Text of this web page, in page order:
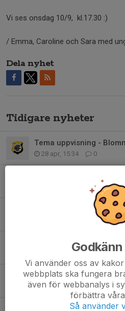
Vi ses onsdag 10/9, kl.17.30 :)
/ Emma, Caroline och Sara med
Dela nyhet
Tidigare nyheter
Tema uppvisning -
28 apr, 15:34 0
8
Gymnastik våren 2026
28 jan, 20:57 0
Tack för den här
8 dec 2025 2
Specialkost - inför
Vi använder oss av
webbplats ska fungera
även för webbanalys i
förbättra
Så använder